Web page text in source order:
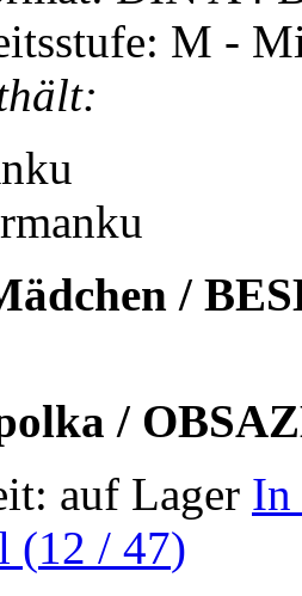
M -
/
/
auf Lager In
(12 / 47)